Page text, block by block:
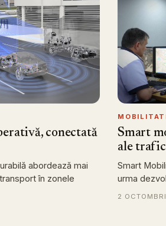
conectată
abordează mai
în zonele
Smart
ale
Smart
urma
2